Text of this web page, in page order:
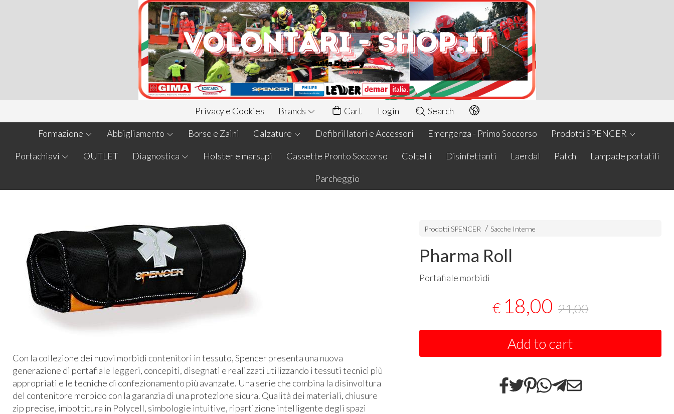
Privacy e Cookies Brands Cart Login Search
Formazione Abbigliamento Borse e Zaini Calzature Defibrillatori e Accessori Emergenza - Primo Soccorso Prodotti SPENCER
Portachiavi OUTLET Diagnostica Holster e marsupi Cassette Pronto Soccorso Coltelli Disinfettanti Laerdal Patch Lampade portatili
Parcheggio
Con la collezione dei nuovi morbidi contenitori in tessuto, Spencer presenta una nuova
generazione di portafiale leggeri, concepiti, disegnati e realizzati utilizzando i tessuti tecnici più
appropriati e le tecniche di confezionamento più avanzate. Una serie che combina la disinvoltura
del contenitore morbido con la garanzia di una protezione sicura. Qualità dei materiali, chiusure
zip precise, imbottitura in Polycell, simbologie intuitive, ripartizione intelligente degli spazi
Prodotti SPENCER Sacche Interne
Pharma Roll
Portafiale morbidi
€ 18,00 21,00
Add to cart